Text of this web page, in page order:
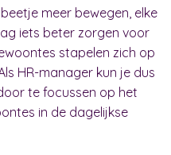
meer bewegen, elke
iets beter zorgen voor
stapelen zich op
HR-manager kun je dus
te focussen op het
in de dagelijkse